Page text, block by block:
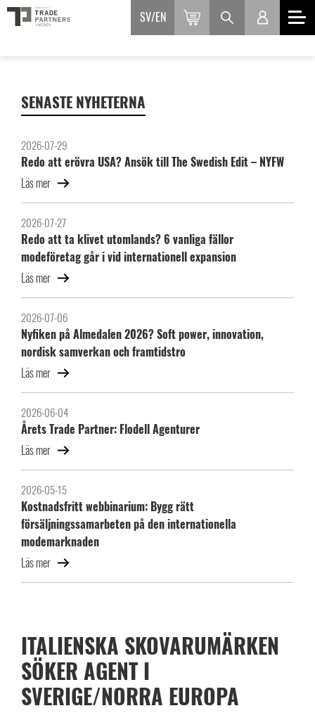
SV EN
SENASTE NYHETERNA
2026-07-29
Redo att erövra USA? Ansök till The Swedish Edit – NYFW
Läs mer
2026-07-27
Redo att ta klivet utomlands? 6 vanliga fällor
modeföretag går i vid internationell expansion
Läs mer
2026-07-06
Nyfiken på Almedalen 2026? Soft power, innovation,
nordisk samverkan och framtidstro
Läs mer
2026-06-04
Årets Trade Partner: Flodell Agenturer
Läs mer
2026-05-15
Kostnadsfritt webbinarium: Bygg rätt
försäljningssamarbeten på den internationella
modemarknaden
Läs mer
ITALIENSKA SKOVARUMÄRKEN
SÖKER AGENT I
SVERIGE/NORRA EUROPA